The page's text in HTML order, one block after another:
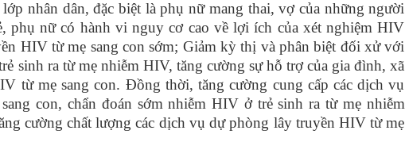
nhân dân, đặc biệt là phụ nữ mang thai, vợ của những người
phụ nữ có hành vi nguy cơ cao về lợi ích của xét nghiệm HIV
HIV từ mẹ sang con sớm; Giảm kỳ thị và phân biệt đối xử với
sinh ra từ mẹ nhiễm HIV, tăng cường sự hỗ trợ của gia đình, xã
từ mẹ sang con. Đồng thời, tăng cường cung cấp các dịch vụ
con, chẩn đoán sớm nhiễm HIV ở trẻ sinh ra từ mẹ nhiễm
cường chất lượng các dịch vụ dự phòng lây truyền HIV từ mẹ